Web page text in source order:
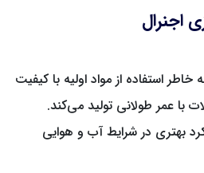
اجنرال
استفاده از مواد اولیه با کیفیت
با عمر طولانی تولید می‌کند.
بهتری در شرایط آب و هوایی